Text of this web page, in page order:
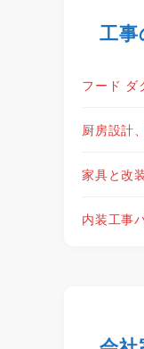
工
フード ダ
厨房設計
家具と改
内装工事